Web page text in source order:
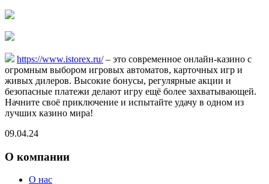
https://www.istorex.ru/– это современное онлайн-казино с
огромным выбором игровых автоматов, карточных игр и
живых дилеров. Высокие бонусы, регулярные акции и
безопасные платежи делают игру ещё более захватывающей.
Начните своё приключение и испытайте удачу в одном из
лучших казино мира!
09.04.24
О компании
О нас